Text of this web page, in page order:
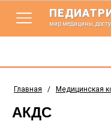
мир медицины,
Главная / Медицинская
АКДС